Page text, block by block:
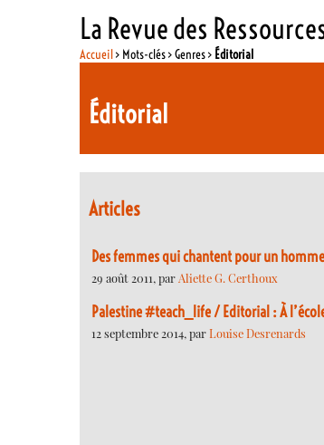
La Revue des
Accueil> Mots-clés > Genres > Éditorial
Éditorial
Articles
Des femmes qui chantent pour un homme
29 août 2011, parAliette G. Certhoux
Palestine #teach_life / Editorial : À
12 septembre 2014, parLouise Desrenards